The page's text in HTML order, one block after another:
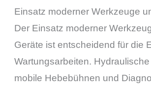
Einsatz moderner Werkzeuge
Der Einsatz moderner
Geräte ist entscheidend für die
Wartungsarbeiten.
mobile Hebebühnen und